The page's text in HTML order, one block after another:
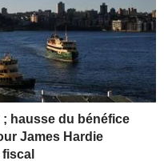
hausse du bénéfice
James Hardie